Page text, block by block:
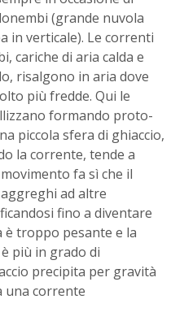
(grande nuvola
in verticale). Le correnti
cariche di aria calda e
risalgono in aria dove
più fredde. Qui le
formando proto-
piccola sfera di ghiaccio,
la corrente, tende a
fa sì che il
ad altre
fino a diventare
è troppo pesante e la
più in grado di
precipita per gravità
una corrente